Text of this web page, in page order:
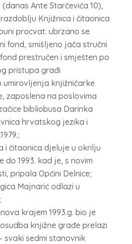
Ante Starčevića 10),
Knjižnica i čitaonica
procvat: ubrzano se
fond, smišljeno jača stručni
prestručen i smješten po
pristupa građi
umirovljenja knjižničarke
zaposlena na poslovima
bibliobusa Darinka
hrvatskog jezika i
i čitaonica djeluje u okrilju
do 1993. kad je, s novim
pripala Općini Delnice;
Majnarić odlazi u
krajem 1993.g. bio je
knjižne građe prelazi
svaki sedmi stanovnik